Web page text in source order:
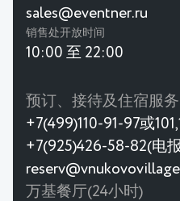
sales@eventner.ru
销售处开放时间
10:00 至 22:00
预订、接待及住宿服务
+7(499)110-91-97或
+7(925)426-58-82(电
万基餐厅(24小时)